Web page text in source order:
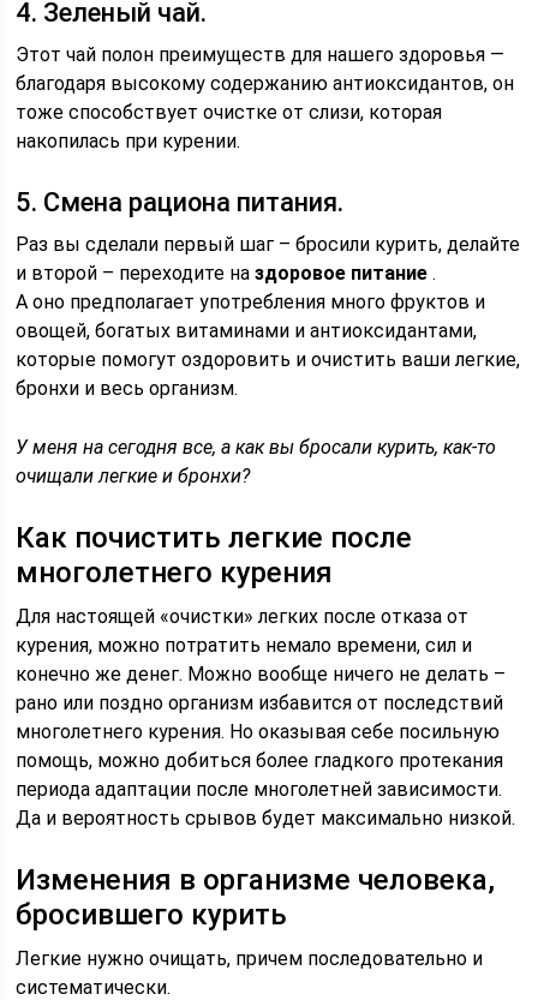
4. Зеленый чай.
Этот чай полон преимуществ для нашего здоровья —
благодаря высокому содержанию антиоксидантов, он
тоже способствует очистке от слизи, которая
накопилась при курении.
5. Смена рациона питания.
Раз вы сделали первый шаг – бросили курить, делайте
и второй – переходите наздоровое питание .
А оно предполагает употребления много фруктов и
овощей, богатых витаминами и антиоксидантами,
которые помогут оздоровить и очистить ваши легкие,
бронхи и весь организм.
У меня на сегодня все, а как вы бросали курить, как-то
очищали легкие и бронхи?
Как почистить легкие после
многолетнего курения
Для настоящей «очистки» легких после отказа от
курения, можно потратить немало времени, сил и
конечно же денег. Можно вообще ничего не делать –
рано или поздно организм избавится от последствий
многолетнего курения. Но оказывая себе посильную
помощь, можно добиться более гладкого протекания
периода адаптации после многолетней зависимости.
Да и вероятность срывов будет максимально низкой.
Изменения в организме человека,
бросившего курить
Легкие нужно очищать, причем последовательно и
систематически.